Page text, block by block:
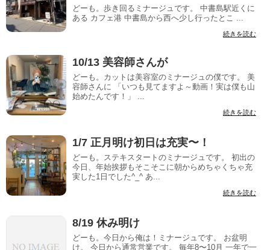
どーも。歩き回るミナージュです。 中書島駅近くに
ある カフェ港 中書島から西へ少し行ったとこ ...
続きを読む
10/13 美容師さんが
どーも。カットは美容室のミナージュの僕です。 美
容師さんに 「いつも見てますよ～動画！実は僕も山
始めたんです！」 ...
続きを読む
1/7 正月明け初日は充実〜！
どーも。ステキスタートのミナージュです。 初出の
今日、年始挨拶もそこそこに朝からめちゃくちゃ充
実した1日でした^_^ あ...
続きを読む
8/19 休み明け
どーも。今日から俺は！ミナージュです。 お盆明
け。 今日から通常営業です。 毎年8〜10月 一年で一